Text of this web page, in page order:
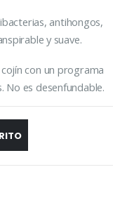
antihongos,
y suave.
con un programa
No es desenfundable.